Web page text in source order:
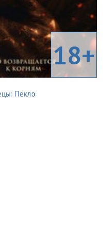
18+
Пекло